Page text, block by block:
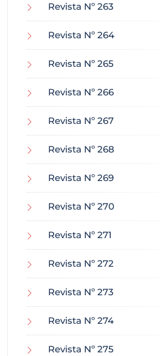
Revista Nº 263
Revista Nº 264
Revista Nº 265
Revista Nº 266
Revista Nº 267
Revista Nº 268
Revista Nº 269
Revista Nº 270
Revista Nº 271
Revista Nº 272
Revista Nº 273
Revista Nº 274
Revista Nº 275